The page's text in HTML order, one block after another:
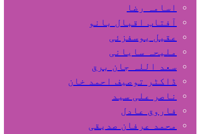
اسامہ رضا
آفتاب اقبال بانو
عقیل یوسفزئی
ملیحہ سایانی
سعد اللہ جان برق
ڈاکٹر توصیف احمد خان
ناصر علی سید
فاروق عادل
محمد عرفان صدیقی